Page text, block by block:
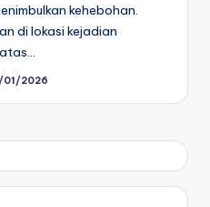
kehebohan.
di lokasi kejadian
01/2026